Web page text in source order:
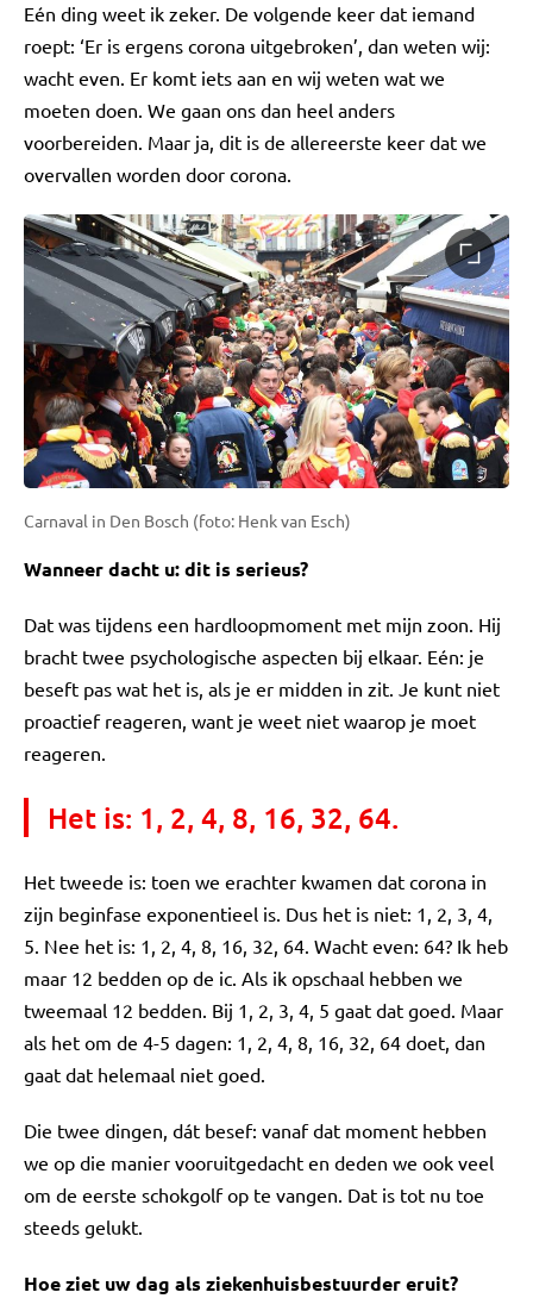
Eén ding weet ik zeker. De volgende keer dat iemand
roept: ‘Er is ergens corona uitgebroken’, dan weten wij:
wacht even. Er komt iets aan en wij weten wat we
moeten doen. We gaan ons dan heel anders
voorbereiden. Maar ja, dit is de allereerste keer dat we
overvallen worden door corona.
Carnaval in Den Bosch (foto: Henk van Esch)
Wanneer dacht u: dit is serieus?
Dat was tijdens een hardloopmoment met mijn zoon. Hij
bracht twee psychologische aspecten bij elkaar. Eén: je
beseft pas wat het is, als je er midden in zit. Je kunt niet
proactief reageren, want je weet niet waarop je moet
reageren.
Het is: 1, 2, 4, 8, 16, 32, 64.
Het tweede is: toen we erachter kwamen dat corona in
zijn beginfase exponentieel is. Dus het is niet: 1, 2, 3, 4,
5. Nee het is: 1, 2, 4, 8, 16, 32, 64. Wacht even: 64? Ik heb
maar 12 bedden op de ic. Als ik opschaal hebben we
tweemaal 12 bedden. Bij 1, 2, 3, 4, 5 gaat dat goed. Maar
als het om de 4-5 dagen: 1, 2, 4, 8, 16, 32, 64 doet, dan
gaat dat helemaal niet goed.
Die twee dingen, dát besef: vanaf dat moment hebben
we op die manier vooruitgedacht en deden we ook veel
om de eerste schokgolf op te vangen. Dat is tot nu toe
steeds gelukt.
Hoe ziet uw dag als ziekenhuisbestuurder eruit?